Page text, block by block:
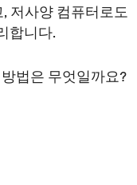
저사양 컴퓨터로도
합니다.
법은 무엇일까요?